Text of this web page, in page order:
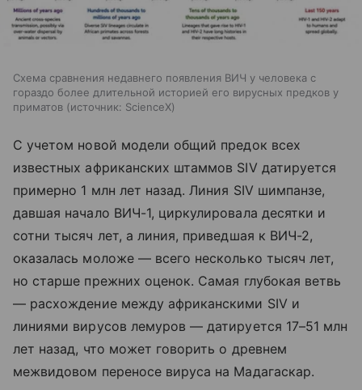
Схема сравнения недавнего появления ВИЧ у человека с
гораздо более длительной историей его вирусных предков у
приматов
источник: ScienceX
С учетом новой модели общий предок всех
известных африканских штаммов SIV датируется
примерно 1 млн лет назад. Линия SIV шимпанзе,
давшая начало ВИЧ-1, циркулировала десятки и
сотни тысяч лет, а линия, приведшая к ВИЧ-2,
оказалась моложе — всего несколько тысяч лет,
но старше прежних оценок. Самая глубокая ветвь
— расхождение между африканскими SIV и
линиями вирусов лемуров — датируется 17–51 млн
лет назад, что может говорить о древнем
межвидовом переносе вируса на Мадагаскар.